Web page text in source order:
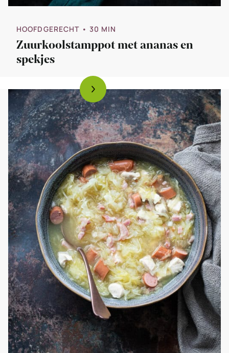
HOOFDGERECHT • 30 MIN
Zuurkoolstamppot met ananas en
spekjes